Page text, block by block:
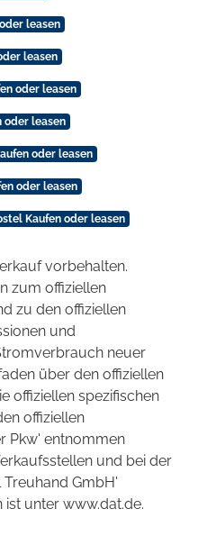
leasen
leasen
oder leasen
oder leasen
oder leasen
oder leasen
Kaufen oder leasen
vorbehalten.
zum offiziellen
zu den offiziellen
und
neuer
über den offiziellen
offiziellen spezifischen
offiziellen
Pkw' entnommen
und bei der
GmbH'
unter www.dat.de.